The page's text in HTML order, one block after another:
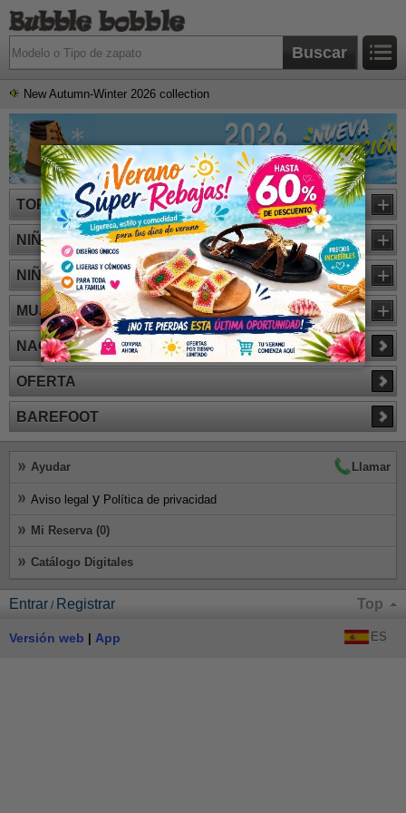
New Autumn-Winter 2026 collection
×
TOP VENTAS +
NIÑA +
NIÑO +
MUJER +
NACIONAL
OFERTA
BAREFOOT
Ayudar Llamar
Aviso legal y Política de privacidad
Mi Reserva (0)
Catálogo Digitales
Entrar / Registrar Top
Versión web App ES